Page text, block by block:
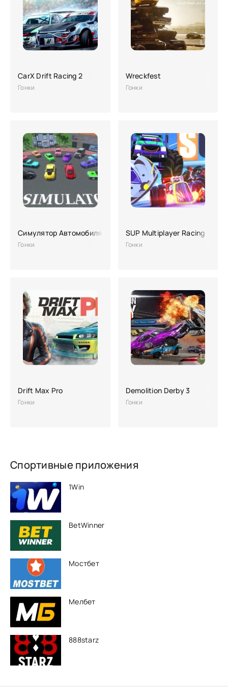
CarX Drift Racing 2
Гонки
Wreckfest
Гонки
Симулятор Автомобиля 2
Гонки
SUP Multiplayer Racing
Гонки
Drift Max Pro
Гонки
Demolition Derby 3
Гонки
Спортивные приложения
1Win
BetWinner
Мостбет
Мелбет
888starz